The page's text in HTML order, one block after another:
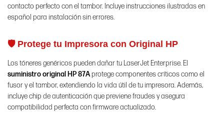
contacto perfecto con el tambor. Incluye instrucciones ilustradas en
español para instalación sin errores.
🛡️ Protege tu Impresora con Original HP
Los tóneres genéricos pueden dañar tu LaserJet Enterprise. El
suministro original HP 87Aprotege componentes críticos como el
fusor y el tambor, extendiendo la vida útil de tu impresora. Además,
incluye chip de autenticación que previene fraudes y asegura
compatibilidad perfecta con firmware actualizado.